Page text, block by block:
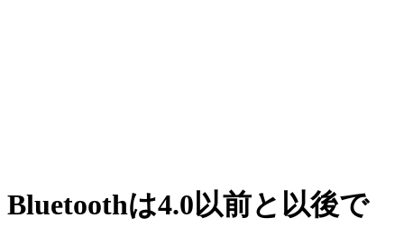
Bluetoothは4.0以前と以後で